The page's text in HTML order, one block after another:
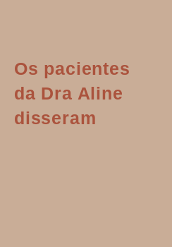
Os pacientes
da Dra Aline
disseram